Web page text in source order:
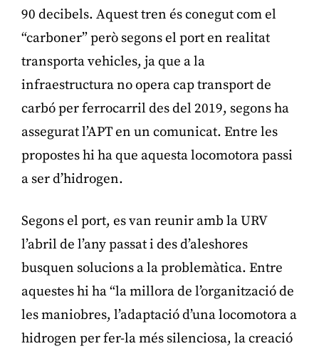
90 decibels. Aquest tren és conegut com el
“carboner” però segons el port en realitat
transporta vehicles, ja que a la
infraestructura no opera cap transport de
carbó per ferrocarril des del 2019, segons ha
assegurat l’APT en un comunicat. Entre les
propostes hi ha que aquesta locomotora passi
a ser d’hidrogen.
Segons el port, es van reunir amb la URV
l’abril de l’any passat i des d’aleshores
busquen solucions a la problemàtica. Entre
aquestes hi ha “la millora de l’organització de
les maniobres, l’adaptació d’una locomotora a
hidrogen per fer-la més silenciosa, la creació